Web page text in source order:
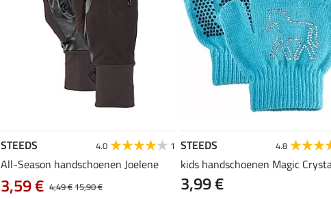
STEEDS 4.0 1
All-Season handschoenen Joelene
4,49 €15,90 €
3,59 €
STEEDS 4.8
kids handschoenen Magic
3,99 €